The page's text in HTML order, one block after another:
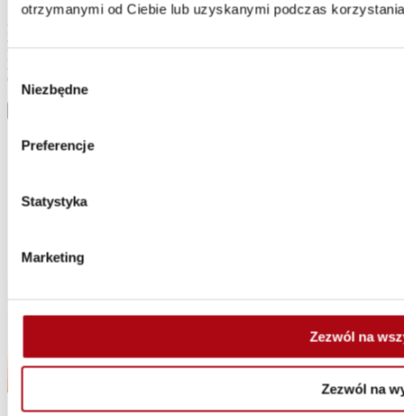
otrzymanymi od Ciebie lub uzyskanymi podczas
Wybór
zgody
Niezbędne
Preferencje
Statystyka
Marketing
Zezwól na
Zezwól na
Wyrażam zgodę na przetwarzanie danych osobowych przez
Lean Enterprise Institute Polska w celu otrzymywania informacji
handlowych i marketingowych. Zgoda zostaje wyrażona na
podstawie ogólnego rozporządzenia o ochronie danych osobowych
(RODO).